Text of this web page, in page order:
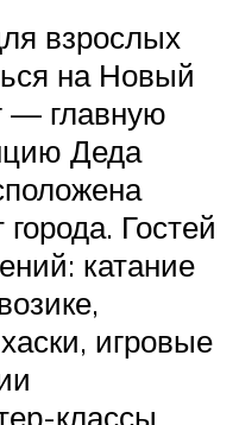
взрослых
на Новый
— главную
Деда
Гостей
катание
игровые
классы,